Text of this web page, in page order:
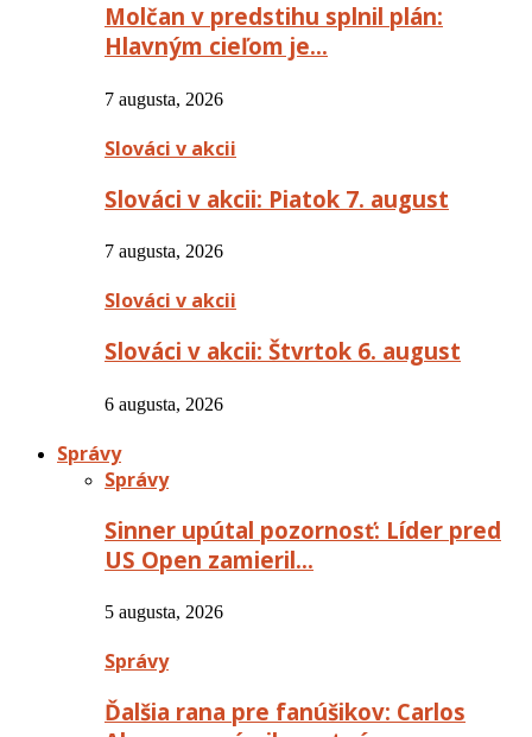
Molčan v predstihu splnil plán:
Hlavným cieľom je…
7 augusta, 2026
Slováci v akcii
Slováci v akcii: Piatok 7. august
7 augusta, 2026
Slováci v akcii
Slováci v akcii: Štvrtok 6. august
6 augusta, 2026
Správy
Správy
Sinner upútal pozornosť: Líder pred
US Open zamieril…
5 augusta, 2026
Správy
Ďalšia rana pre fanúšikov: Carlos